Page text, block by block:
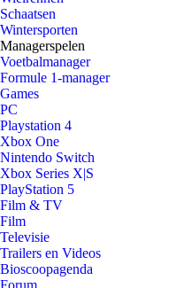
Schaatsen
Wintersporten
Managerspelen
Voetbalmanager
Formule 1-manager
Games
PC
Playstation 4
Xbox One
Nintendo Switch
Xbox Series X|S
PlayStation 5
Film & TV
Film
Televisie
Trailers en Videos
Bioscoopagenda
Forum